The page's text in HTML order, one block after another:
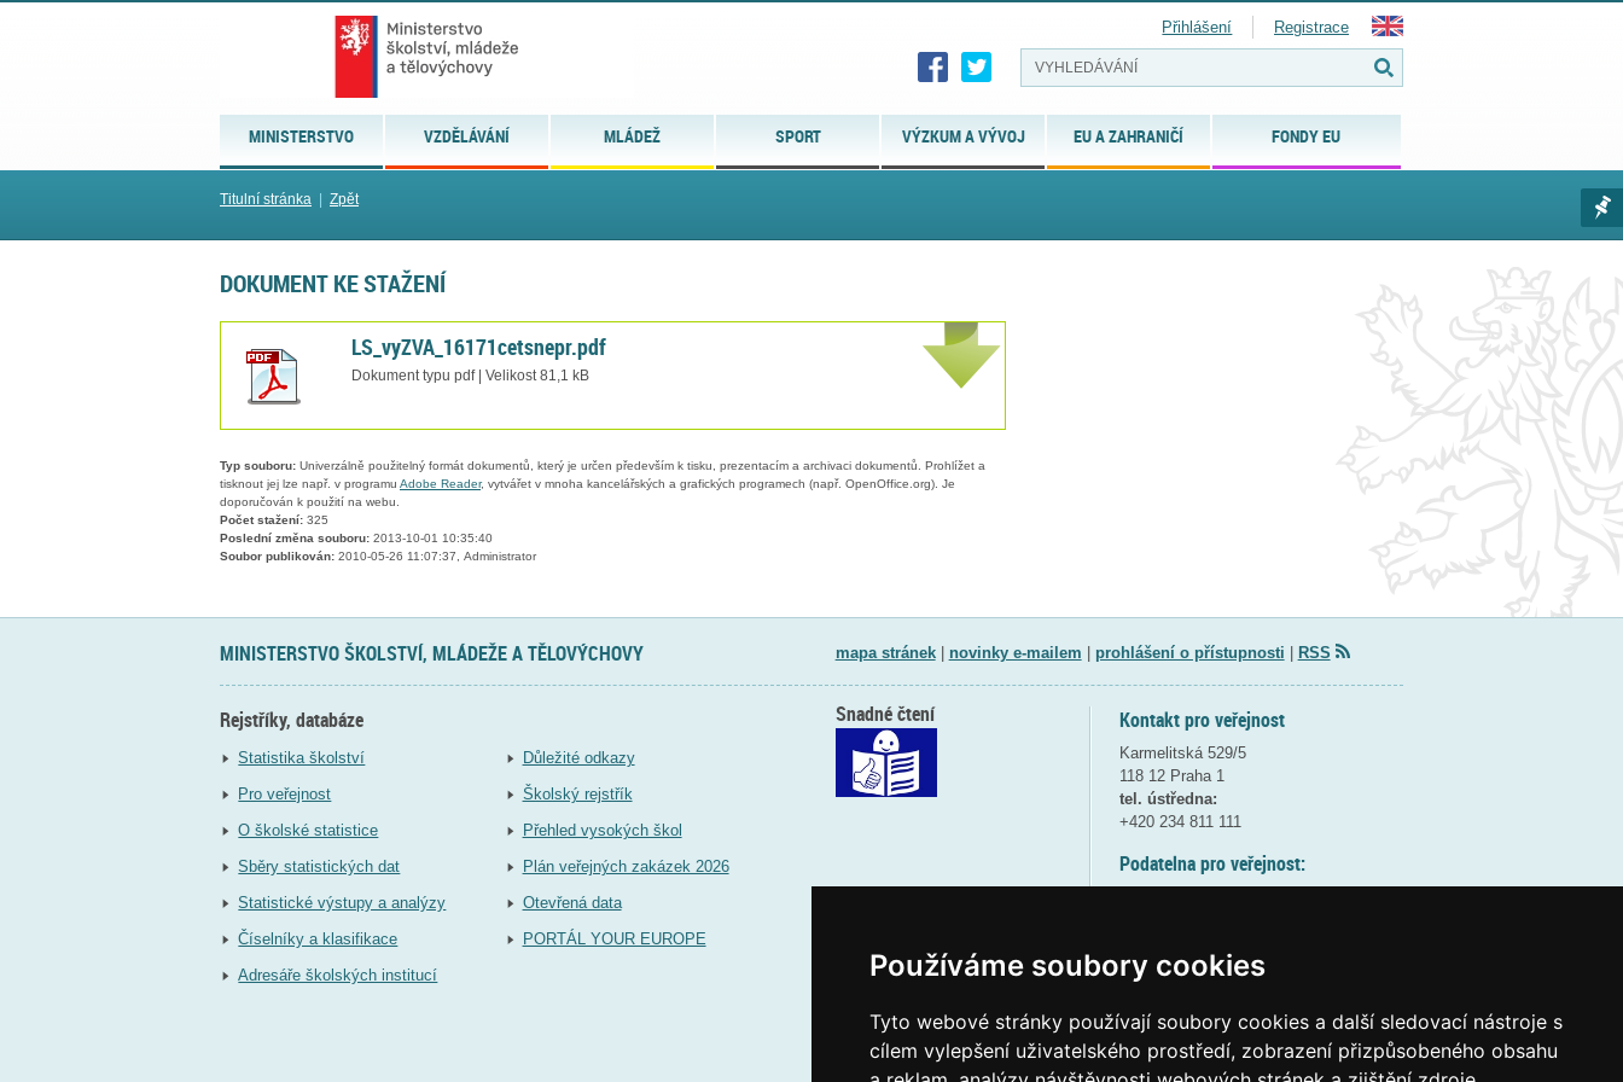
Používáme soubory cookies
Tyto webové stránky používají soubory cookies a další sledovací nástroje s
cílem vylepšení uživatelského prostředí, zobrazení přizpůsobeného obsahu
MINISTERSTVO VZDĚLÁVÁNÍ MLÁDEŽ SPORT VÝZKUM A VÝVOJ EU A ZAHRANIČÍ FONDY EU
Přihlášení Registrace
Titulní stránka Zpět
DOKUMENT KE STAŽENÍ
LS_vyZVA_16171cetsnepr.pdf
Dokument typu pdf | Velikost 81,1 kB
Typ souboru: Univerzálně použitelný formát dokumentů, který je určen především k tisku, prezentacím a archivaci dokumentů. Prohlížet a
tisknout jej lze např. v programu Adobe Reader, vytvářet v mnoha kancelářských a grafických programech (např. OpenOffice.org). Je
doporučován k použití na webu.
Počet stažení: 325
Poslední změna souboru: 2013-10-01 10:35:40
Soubor publikován: 2010-05-26 11:07:37, Administrator
MINISTERSTVO ŠKOLSTVÍ, MLÁDEŽE A TĚLOVÝCHOVY mapa stránek| novinky e-mailem prohlášení o přístupnosti RSS
Rejstříky, databáze
Statistika školství
Pro veřejnost
O školské statistice
Sběry statistických dat
Statistické výstupy a analýzy
Číselníky a klasifikace
Adresáře školských institucí
Důležité odkazy
Školský rejstřík
Přehled vysokých škol
Plán veřejných zakázek 2026
Otevřená data
PORTÁL YOUR EUROPE
Kontakt pro veřejnost
Karmelitská 529/5
118 12 Praha 1
tel. ústředna:
+420 234 811 111
Podatelna pro veřejnost:
(více informací
Elektronická podatelna:
Snadné čtení